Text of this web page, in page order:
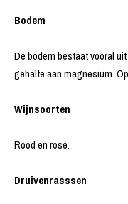
Bodem
De bodem bestaat vooral
gehalte aan magnesium.
Wijnsoorten
Rood en rosé.
Druivenrasssen